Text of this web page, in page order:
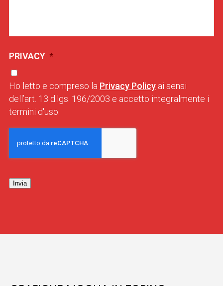
PRIVACY *
Ho letto e compreso la Privacy Policy ai sensi
dell’art. 13 d.lgs. 196/2003 e accetto integralmente i
termini d'uso.
Invia